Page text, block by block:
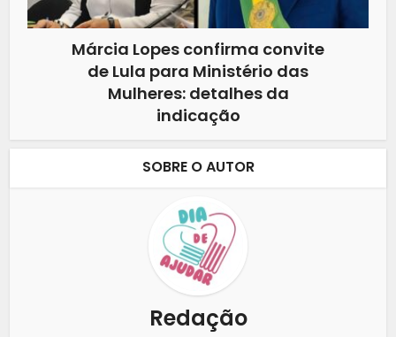
Márcia Lopes confirma convite
de Lula para Ministério das
Mulheres: detalhes da
indicação
SOBRE O AUTOR
Redação